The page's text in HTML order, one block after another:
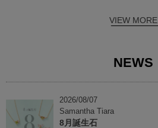
VIEW MORE
NEWS
2026/08/07
Samantha Tiara
8月誕生石